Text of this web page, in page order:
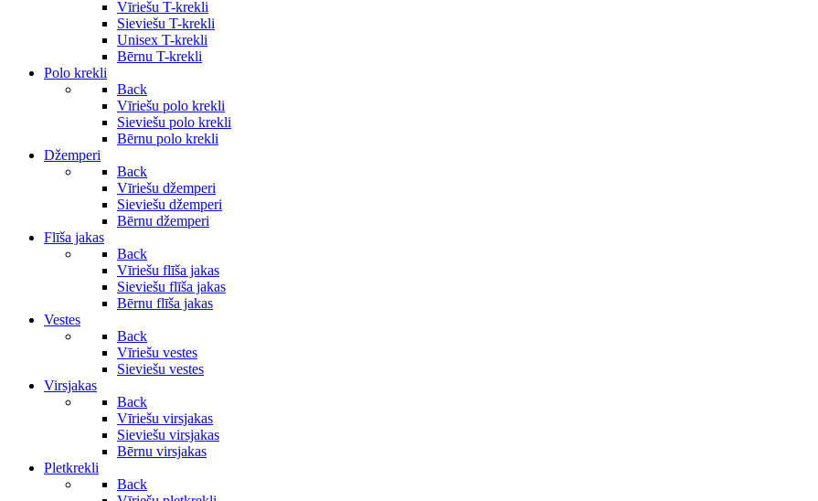
Vīriešu T-krekli
Sieviešu T-krekli
Unisex T-krekli
Bērnu T-krekli
Polo krekli
Back
Vīriešu polo krekli
Sieviešu polo krekli
Bērnu polo krekli
Džemperi
Back
Vīriešu džemperi
Sieviešu džemperi
Bērnu džemperi
Flīša jakas
Back
Vīriešu flīša jakas
Sieviešu flīša jakas
Bērnu flīša jakas
Vestes
Back
Vīriešu vestes
Sieviešu vestes
Virsjakas
Back
Vīriešu virsjakas
Sieviešu virsjakas
Bērnu virsjakas
Pletkrekli
Back